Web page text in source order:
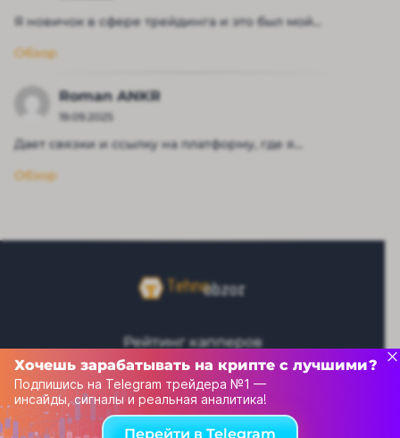
Я новичок в сфере трейдинга и это был мой...
Обзор
Roman ANKR
19.09.2025
Дает связки и ссылку на платформу, где я...
Обзор
Рейтинг капперов
Связаться с нами
© 2013-2025 Tehnoobzor – обзоры новой техники и
электроники, новости высоких технологий всего мира, а
Хочешь зарабатывать на крипте с лучшими?
Подпишись на Telegram трейдера №1 —
инсайды, сигналы и реальная аналитика!
Перейти в Telegram